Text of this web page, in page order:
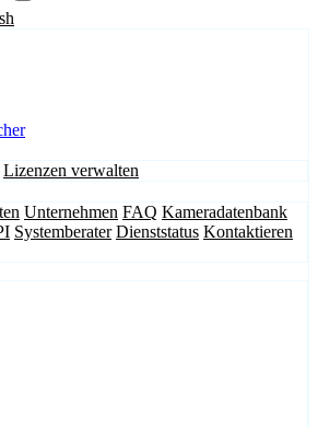
Lizenzen verwalten
Unternehmen FAQ Kameradatenbank
Systemberater Dienststatus Kontaktieren